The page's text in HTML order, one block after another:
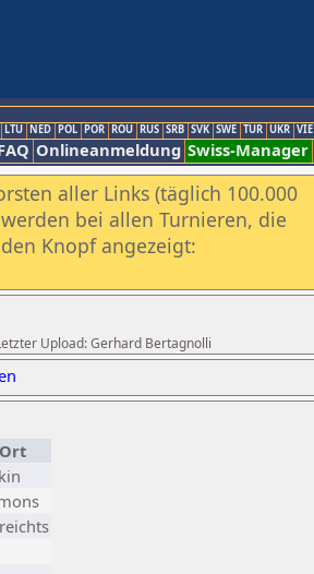
LTU NED POL POR ROU RUS SRB SVK SWE TUR UKR VIE
Onlineanmeldung Swiss-Manager
aller Links (täglich 100.000
bei allen Turnieren, die
Knopf angezeigt:
Upload: Gerhard Bertagnolli